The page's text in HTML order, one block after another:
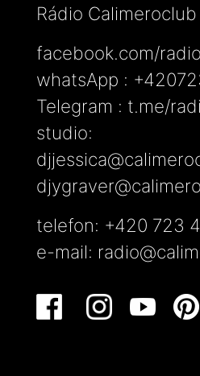
Rádio Calimeroclub
facebook.com/
whatsApp :
Telegram : t.me/
studio:
telefon: +420 723
e-mail: